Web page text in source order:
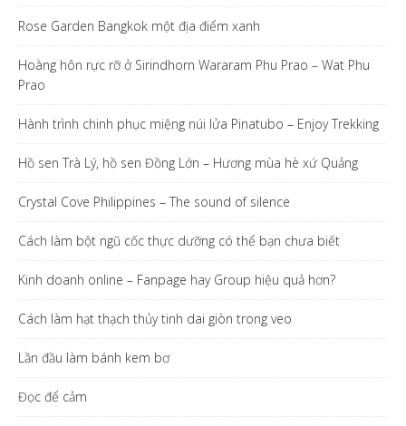
Rose Garden Bangkok một địa điểm xanh
Hoàng hôn rực rỡ ở Sirindhorn Wararam Phu Prao – Wat Phu
Prao
Hành trình chinh phục miệng núi lửa Pinatubo – Enjoy Trekking
Hồ sen Trà Lý, hồ sen Đồng Lớn – Hương mùa hè xứ Quảng
Crystal Cove Philippines – The sound of silence
Cách làm bột ngũ cốc thực dưỡng có thể bạn chưa biết
Kinh doanh online – Fanpage hay Group hiệu quả hơn?
Cách làm hạt thạch thủy tinh dai giòn trong veo
Lần đầu làm bánh kem bơ
Đọc để cảm